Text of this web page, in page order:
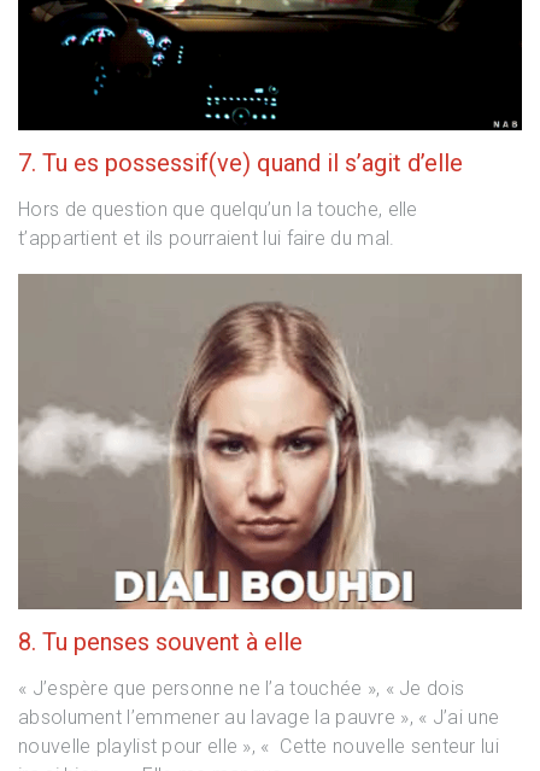
7. Tu es possessif(ve) quand il s’agit d’elle
Hors de question que quelqu’un la touche, elle
t’appartient et ils pourraient lui faire du mal.
8. Tu penses souvent à elle
« J’espère que personne ne l’a touchée », « Je dois
absolument l’emmener au lavage la pauvre », « J’ai une
nouvelle playlist pour elle », « Cette nouvelle senteur lui